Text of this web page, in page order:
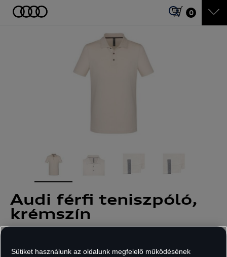
0
Audi férfi teniszpóló,
krémszín
Sütiket használunk az oldalunk megfelelő működésének